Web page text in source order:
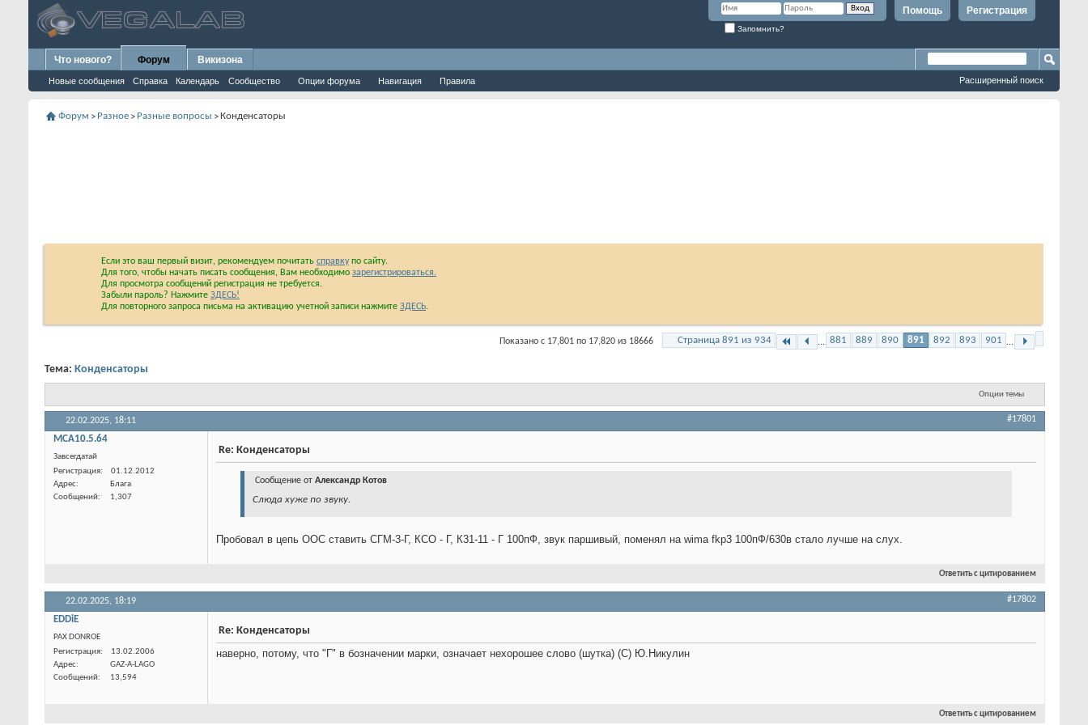
Регистрация
Помощь
Запомнить?
Что нового? Форум
Новые сообщения Справка Календарь Сообщество Опции форума Навигация Правила
Викизона
Расширенный поиск
Форум > Разное > Разные вопросы >Конденсаторы
Если это ваш первый визит, рекомендуем почитать справкупо сайту.
Для того, чтобы начать писать сообщения, Вам необходимо зарегистрироваться.
Для просмотра сообщений регистрация не требуется.
Забыли пароль? Нажмите ЗДЕСЬ!
Для повторного запроса письма на активацию учетной записи нажмите ЗДЕСЬ.
Страница 891 из 934 ... 881 889 890 891 892 893 901 ...
Показано с 17,801 по 17,820 из 18666
Тема: Конденсаторы
Опции темы
22.02.2025, 18:11 #17801
MCA10.5.64
Завсегдатай
Адрес
Блага
Сообщений
1,307
Re: Конденсаторы
Сообщение отАлександр Котов
Слюда хуже по звуку.
Пробовал в цепь ООС ставить СГМ-3-Г, КСО - Г, К31-11 - Г 100пФ, звук паршивый, поменял на wima fkp3 100пФ/630в стало лучше на слух.
22.02.2025,18:19